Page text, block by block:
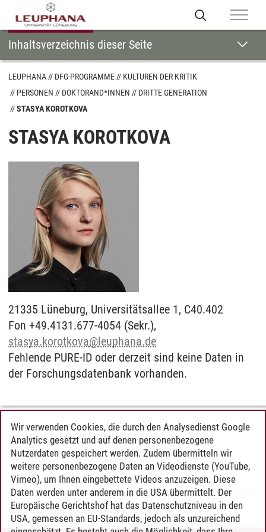
Inhaltsverzeichnis dieser Seite
LEUPHANA DFG-PROGRAMME
KULTUREN DER KRITIK
PERSONEN
DOKTORAND*INNEN
DRITTE GENERATION
STASYA KOROTKOVA
STASYA KOROTKOVA
21335 Lüneburg, Universitätsallee 1, C40.402
Fon +49.4131.677-4054 (Sekr.),
stasya.korotkova@leuphana.de
Fehlende PURE-ID oder derzeit sind keine Daten in
der Forschungsdatenbank vorhanden.
LEHRVERANSTALTUNGEN
Keine Veranstaltungen gefunden.
Graduiertenkolleg Kulturen der Kritik/21.02.2024
Wir verwenden Cookies, die durch den Analysedienst Google
Analytics gesetzt und auf denen personenbezogene
Nutzerdaten gespeichert werden. Zudem übermitteln wir
weitere personenbezogene Daten an Videodienste (YouTube,
Vimeo), um Ihnen eingebettete Videos anzuzeigen. Diese
Daten werden unter anderem in die USA übermittelt. Der
Europäische Gerichtshof hat das Datenschutzniveau in den
USA, gemessen an EU-Standards, jedoch als unzureichend